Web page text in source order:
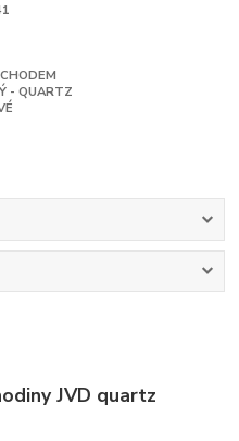
- QUARTZ
JVD quartz